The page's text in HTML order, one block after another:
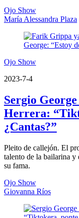
Ojo Show
María Alessandra Plaza
Ojo Show
2023-7-4
Sergio
Herrera:
¿Cantas?”
Pleito de callejón. El
talento de la bailarina y
su fama.
Ojo Show
Giovanna Ríos